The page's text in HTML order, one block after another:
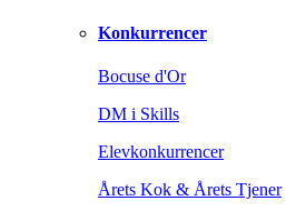
Konkurrencer
Bocuse d'Or
DM i Skills
Elevkonkurrencer
Årets Kok & Årets Tjener